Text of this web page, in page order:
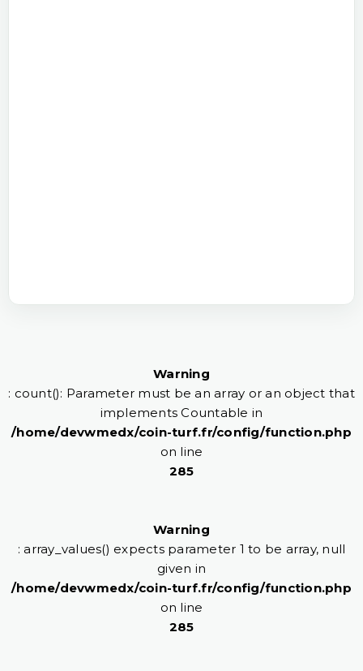
Warning
: count(): Parameter must be an array or an object that
implements Countable in
/home/devwmedx/coin-turf.fr/config/function.php
on line
285
Warning
: array_values() expects parameter 1 to be array, null
given in
/home/devwmedx/coin-turf.fr/config/function.php
on line
285